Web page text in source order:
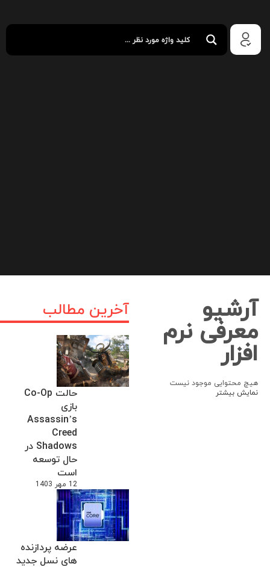
آخرین مطالب
حالت Co-Op
بازی
Assassin’s
Creed
Shadows در
حال توسعه
است
12 مهر 1403
عرضه پردازنده
های نسل جدید
آرشیو
معرفی نرم
افزار
هیچ محتوایی موجود نیست
نمایش بیشتر